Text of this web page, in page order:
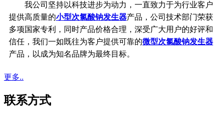
我公司坚持以科技进步为动力，一直致力于为行业客户
提供高质量的小型次氯酸钠发生器产品，公司技术部门荣获
多项国家专利，同时产品价格合理，深受广大用户的好评和
信任，我们一如既往为客户提供可靠的微型次氯酸钠发生器
产品，以成为知名品牌为最终目标。
更多..
联系方式